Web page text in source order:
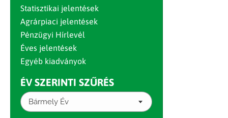
Statisztikai jelentések
Agrárpiaci jelentések
Pénzügyi Hírlevél
Éves jelentések
Egyéb kiadványok
ÉV SZERINTI SZŰRÉS
Bármely Év